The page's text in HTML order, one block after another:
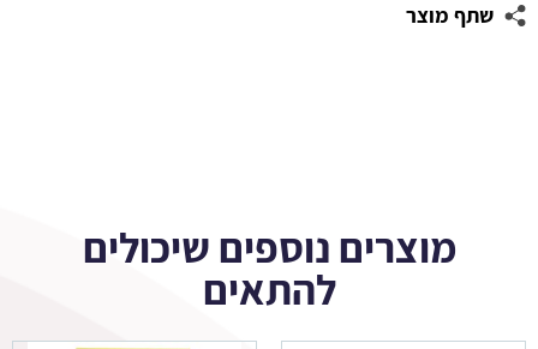
שתף מוצר
מוצרים נוספים שיכולים
להתאים